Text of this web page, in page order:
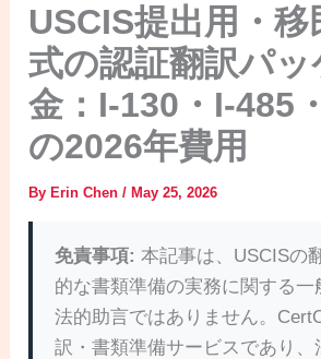
USCIS提出用・移
式の認証翻訳パ
金：I-130・I-485
の2026年費用
ByErin Chen/May 25, 2026
免責事項: 本記事は、USCISの
的な書類準備の実務に関する一
法的助言ではありません。
訳・書類準備サービスであり、